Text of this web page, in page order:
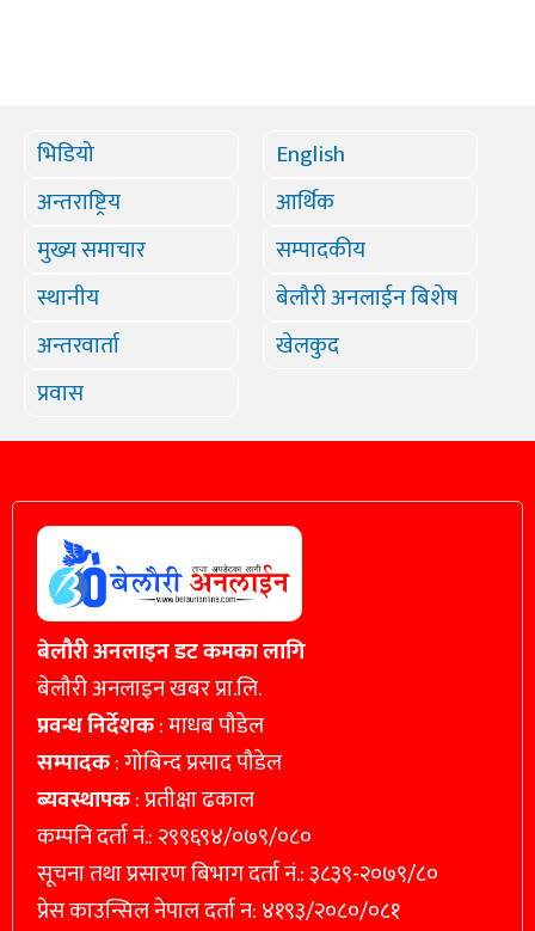
भिडियो
English
अन्तराष्ट्रिय
आर्थिक
मुख्य समाचार
सम्पादकीय
स्थानीय
बेलौरी अनलाईन बिशेष
अन्तरवार्ता
खेलकुद
प्रवास
बेलौरी अनलाइन डट कमका लागि
बेलौरी अनलाइन खबर प्रा.लि.
प्रवन्ध निर्देशक: माधब पौडेल
सम्पादक: गोबिन्द प्रसाद पौडेल
ब्यवस्थापक: प्रतीक्षा ढकाल
कम्पनि दर्ता नं.: २९९६९४/०७९/०८०
सूचना तथा प्रसारण बिभाग दर्ता नं.: ३८३९-२०७९/८०
प्रेस काउन्सिल नेपाल दर्ता न: ४१९३/२०८०/०८१